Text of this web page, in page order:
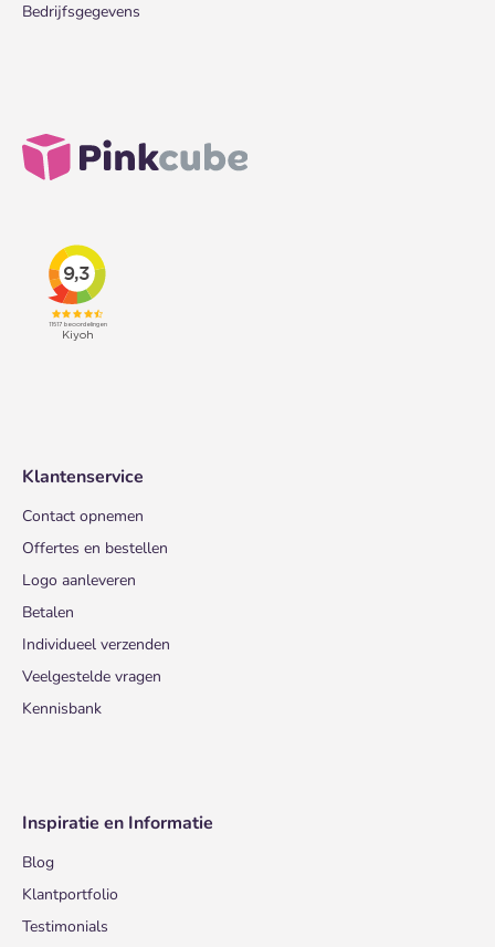
Bedrijfsgegevens
Klantenservice
Contact opnemen
Offertes en bestellen
Logo aanleveren
Betalen
Individueel verzenden
Veelgestelde vragen
Kennisbank
Inspiratie en Informatie
Blog
Klantportfolio
Testimonials